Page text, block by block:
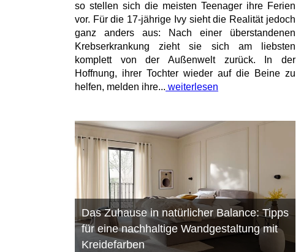
so stellen sich die meisten Teenager ihre Ferien
vor. Für die 17-jährige Ivy sieht die Realität jedoch
ganz anders aus: Nach einer überstandenen
Krebserkrankung zieht sie sich am liebsten
komplett von der Außenwelt zurück. In der
Hoffnung, ihrer Tochter wieder auf die Beine zu
helfen, melden ihre... weiterlesen
Das Zuhause in natürlicher Balance: Tipps
für eine nachhaltige Wandgestaltung mit
Kreidefarben